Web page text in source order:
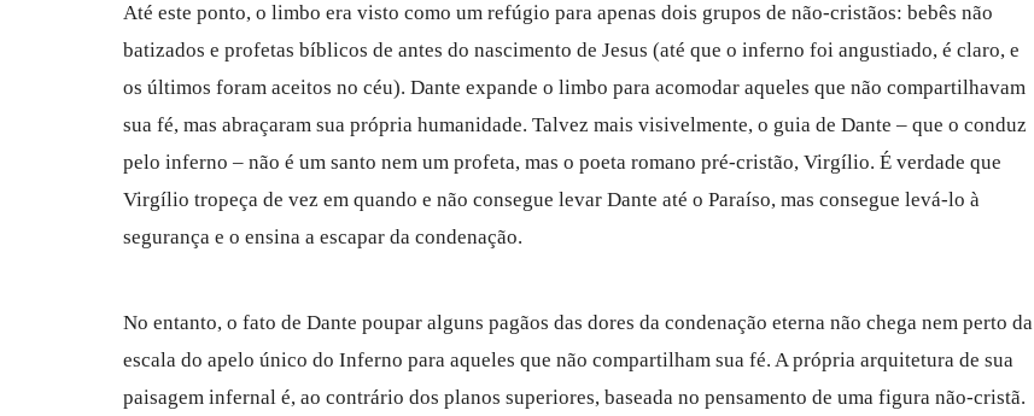
Até este ponto, o limbo era visto como um refúgio para apenas dois grupos de não-cristãos: bebês não
batizados e profetas bíblicos de antes do nascimento de Jesus (até que o inferno foi angustiado, é claro, e
os últimos foram aceitos no céu). Dante expande o limbo para acomodar aqueles que não compartilhavam
sua fé, mas abraçaram sua própria humanidade. Talvez mais visivelmente, o guia de Dante – que o conduz
pelo inferno – não é um santo nem um profeta, mas o poeta romano pré-cristão, Virgílio. É verdade que
Virgílio tropeça de vez em quando e não consegue levar Dante até o Paraíso, mas consegue levá-lo à
segurança e o ensina a escapar da condenação.
No entanto, o fato de Dante poupar alguns pagãos das dores da condenação eterna não chega nem perto da
escala do apelo único do Inferno para aqueles que não compartilham sua fé. A própria arquitetura de sua
paisagem infernal é, ao contrário dos planos superiores, baseada no pensamento de uma figura não-cristã.